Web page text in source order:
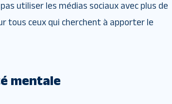
utiliser les médias sociaux avec plus de
tous ceux qui cherchent à apporter le
mentale